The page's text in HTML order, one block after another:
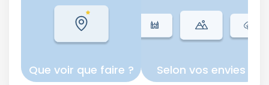
Que voir que faire ? Selon vos envies